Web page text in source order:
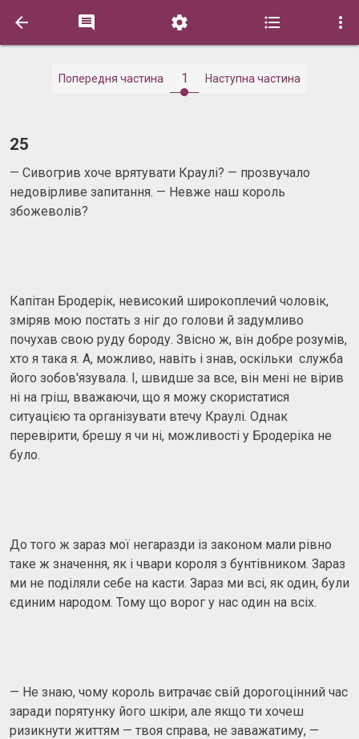
    
Попередня частина 1 Наступна частина
25
— Сивогрив хоче врятувати Краулі? — прозвучало
недовірливе запитання. — Невже наш король
збожеволів?
Капітан Бродерік, невисокий широкоплечий чоловік,
зміряв мою постать з ніг до голови й задумливо
почухав свою руду бороду. Звісно ж, він добре розумів,
хто я така я. А, можливо, навіть і знав, оскільки служба
його зобов'язувала. І, швидше за все, він мені не вірив
ні на гріш, вважаючи, що я можу скористатися
ситуацією та організувати втечу Краулі. Однак
перевірити, брешу я чи ні, можливості у Бродеріка не
було.
До того ж зараз мої негаразди із законом мали рівно
таке ж значення, як і чвари короля з бунтівником. Зараз
ми не поділяли себе на касти. Зараз ми всі, як один, були
єдиним народом. Тому що ворог у нас один на всіх.
— Не знаю, чому король витрачає свій дорогоцінний час
заради порятунку його шкіри, але якщо ти хочеш
ризикнути життям — твоя справа, не заважатиму, —